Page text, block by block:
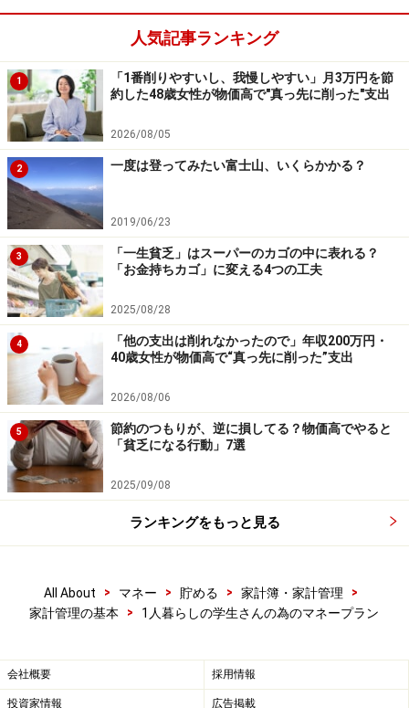
猶予される「学生納付特例制度」を利用することができ
ますので、親と話し合いながら、自分の住民票の置いて
ある役場で手続きを進めましょう。
もし「学生納付特例制度」を利用せずに放置してしまう
と「滞納」になりますので、その後延滞利息を付けて支
払う事になります。税金を滞納し続けると預金を差し押
さえられる事もありますので、学生のうちは必ず「学生
納付特例制度」の手続きをしておきましょう。
お金の貸し借りはしない
子どもの頃から親や先生から言われ続けてきた事だと思
いますが、お金の貸し借りはしないようにしましょう。
小さなお金でもお金の貸し借りはしないように、まずは
自分自身が他人に迷惑をかけないようにお金の管理を怠
ってはいけません。もし、何か困った事が起きた時は、
友人ではなく親に相談しましょう。
人気記事ランキング
1
「1番削りやすいし、我慢しやすい」月3万円を節
約した48歳女性が物価高で"真っ先に削った"支出
2026/08/05
2 一度は登ってみたい富士山、いくらかかる？
2019/06/23
3
「一生貧乏」はスーパーのカゴの中に表れる？
「お金持ちカゴ」に変える4つの工夫
2025/08/28
4
「他の支出は削れなかったので」年収200万円・
40歳女性が物価高で“真っ先に削った”支出
2026/08/06
5
節約のつもりが、逆に損してる？物価高でやると
「貧乏になる行動」7選
2025/09/08
ランキングをもっと見る
All About > マネー > 貯める > 家計簿・家計管理
>
家計管理の基本
> 1人暮らしの学生さんの為のマネープラン
会社概要 採用情報
投資家情報 広告掲載